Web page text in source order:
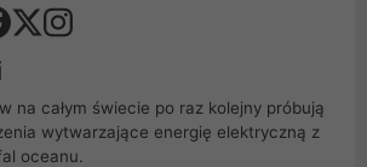
na całym świecie po raz kolejny próbują
wytwarzające energię elektryczną z
oceanu.